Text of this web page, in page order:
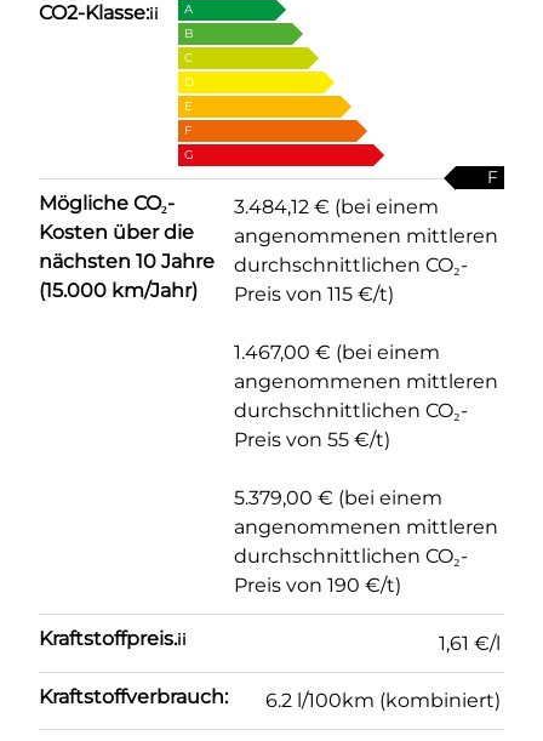
CO2-Klasse:ii
A
B
C
D
E
F
G
F
Mögliche CO₂-
Kosten über die
nächsten 10 Jahre
(15.000 km/Jahr)
3.484,12 € (bei einem
angenommenen mittleren
durchschnittlichen CO₂-
Preis von 115 €/t)
1.467,00 € (bei einem
angenommenen mittleren
durchschnittlichen CO₂-
Preis von 55 €/t)
5.379,00 € (bei einem
angenommenen mittleren
durchschnittlichen CO₂-
Preis von 190 €/t)
Kraftstoffpreis.ii 1,61 €/l
Kraftstoffverbrauch: 6.2 l/100km (kombiniert)